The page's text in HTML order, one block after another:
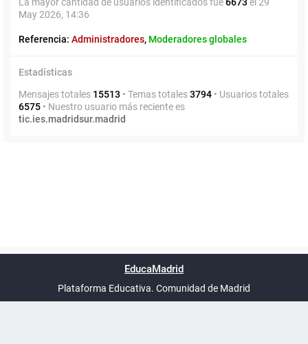
May 2026, 14:36
Referencia: Administradores, Moderadores globales
Estadísticas
Mensajes totales 15513 • Temas totales3794 • Usuarios totales
6575 • Nuestro usuario más reciente es
tic.ies.madridsur.madrid
UTC+02:00
phpBB España
EducaMadrid
Plataforma Educativa. Comunidad de Madrid